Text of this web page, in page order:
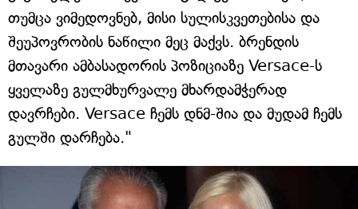
თუმცა ვიმედოვნებ, მისი სულისკვეთებისა და
შეუპოვრობის ნაწილი მეც მაქვს. ბრენდის
მთავარი ამბასადორის პოზიციაზე Versace-ს
ყველაზე გულმხურვალე მხარდამჭერად
დავრჩები. Versace ჩემს დნმ-შია და მუდამ ჩემს
გულში დარჩება."